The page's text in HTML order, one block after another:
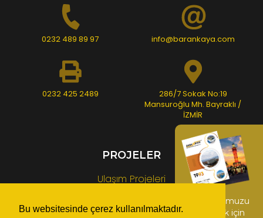
Bu websitesinde çerez kullanılmaktadır.
0232 489 89 97 info@barankaya.com
0232 425 2489
286/7 Sokak No:19
Mansuroğlu Mh. Bayraklı /
İZMİR
PROJELER
Ulaşım Projeleri
Kataloğumuzu
indirmek için